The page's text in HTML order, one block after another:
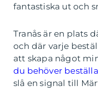
fantastiska ut och
Tranås är en plats
och där varje
att skapa något
du behöver
slå en signal till